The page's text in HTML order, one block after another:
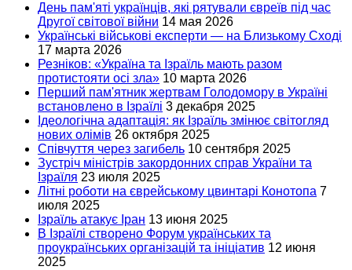
День пам'яті українців, які рятували євреїв під час
Другої світової війни 14 мая 2026
Українські військові експерти — на Близькому Сході
17 марта 2026
Резніков: «Україна та Ізраїль мають разом
протистояти осі зла» 10 марта 2026
Перший пам'ятник жертвам Голодомору в Україні
встановлено в Ізраїлі 3 декабря 2025
Ідеологічна адаптація: як Ізраїль змінює світогляд
нових олімів 26 октября 2025
Співчуття через загибель 10 сентября 2025
Зустріч міністрів закордонних справ України та
Ізраїля 23 июля 2025
Літні роботи на єврейському цвинтарі Конотопа 7
июля 2025
Ізраїль атакує Іран 13 июня 2025
В Ізраїлі створено Форум українських та
проукраїнських організацій та ініціатив 12 июня
2025